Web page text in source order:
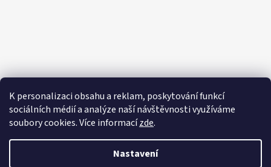
K personalizaci obsahu a reklam, poskytování funkcí
sociálních médií a analýze naší návštěvnosti využíváme
soubory cookies. Více informacízde.
Nastavení